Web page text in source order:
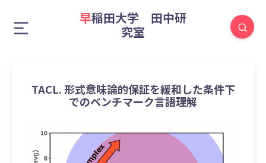
早稲田大学 田中研
究室
TACL. 形式意味論的保証を緩和した条件下
でのベンチマーク言語理解